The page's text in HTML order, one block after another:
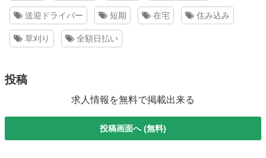
送迎ドライバー 短期 在宅 住み込み
草刈り 全額日払い
投稿
求人情報を無料で掲載出来る
投稿画面へ (無料)